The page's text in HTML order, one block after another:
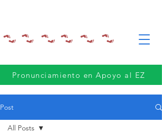
Pronunciamiento en Apoyo al EZ
Post
All Posts